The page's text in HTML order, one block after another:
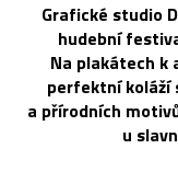
Grafické studio
hudební
Na plakátech k
perfektní koláží
a přírodních
u